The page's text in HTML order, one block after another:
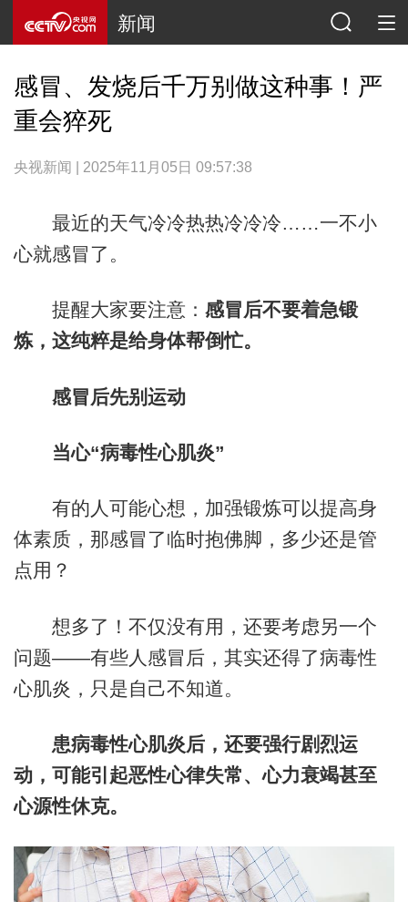
新闻
感冒、发烧后千万别做这种事！严
重会猝死
央视新闻 | 2025年11月05日 09:57:38
最近的天气冷冷热热冷冷冷……一不小
心就感冒了。
提醒大家要注意： 感冒后不要着急锻
炼，这纯粹是给身体帮倒忙。
感冒后先别运动
当心“病毒性心肌炎”
有的人可能心想，加强锻炼可以提高身
体素质，那感冒了临时抱佛脚，多少还是管
点用？
想多了！不仅没有用，还要考虑另一个
问题——有些人感冒后，其实还得了病毒性
心肌炎，只是自己不知道。
患病毒性心肌炎后，还要强行剧烈运
动，可能引起恶性心律失常、心力衰竭甚至
心源性休克。